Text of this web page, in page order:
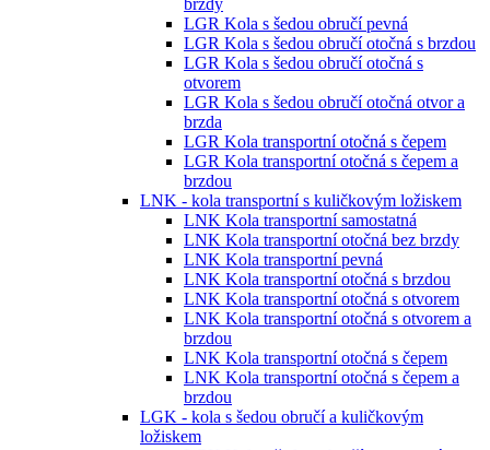
brzdy
LGR Kola s šedou obručí pevná
LGR Kola s šedou obručí otočná s brzdou
LGR Kola s šedou obručí otočná s
otvorem
LGR Kola s šedou obručí otočná otvor a
brzda
LGR Kola transportní otočná s čepem
LGR Kola transportní otočná s čepem a
brzdou
LNK - kola transportní s kuličkovým ložiskem
LNK Kola transportní samostatná
LNK Kola transportní otočná bez brzdy
LNK Kola transportní pevná
LNK Kola transportní otočná s brzdou
LNK Kola transportní otočná s otvorem
LNK Kola transportní otočná s otvorem a
brzdou
LNK Kola transportní otočná s čepem
LNK Kola transportní otočná s čepem a
brzdou
LGK - kola s šedou obručí a kuličkovým
ložiskem